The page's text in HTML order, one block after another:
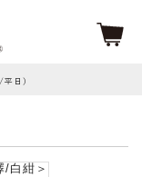
平日）
/白紺＞